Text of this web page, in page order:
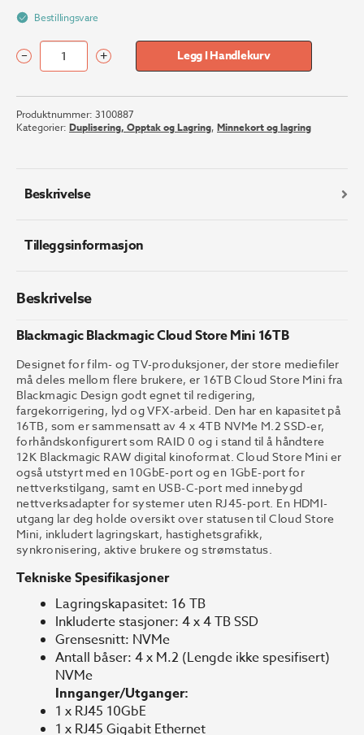
Bestillingsvare
Blackmagic
Cloud
Store
Mini
– + Legg I Handlekurv
Produktnummer: 3100887
Kategorier: Duplisering, Opptak og Lagring, Minnekort og lagring
Beskrivelse
Tilleggsinformasjon
Beskrivelse
Blackmagic Blackmagic Cloud Store Mini 16TB
Designet for film- og TV-produksjoner, der store mediefiler
må deles mellom flere brukere, er 16TB Cloud Store Mini fra
Blackmagic Design godt egnet til redigering,
fargekorrigering, lyd og VFX-arbeid. Den har en kapasitet på
16TB, som er sammensatt av 4 x 4TB NVMe M.2 SSD-er,
forhåndskonfigurert som RAID 0 og i stand til å håndtere
12K Blackmagic RAW digital kinoformat. Cloud Store Mini er
også utstyrt med en 10GbE-port og en 1GbE-port for
nettverkstilgang, samt en USB-C-port med innebygd
nettverksadapter for systemer uten RJ45-port. En HDMI-
utgang lar deg holde oversikt over statusen til Cloud Store
Mini, inkludert lagringskart, hastighetsgrafikk,
synkronisering, aktive brukere og strømstatus.
Tekniske Spesifikasjoner
Lagringskapasitet: 16 TB
Inkluderte stasjoner: 4 x 4 TB SSD
Grensesnitt: NVMe
Antall båser: 4 x M.2 (Lengde ikke spesifisert)
NVMe
Innganger/Utganger:
1 x RJ45 10GbE
1 x RJ45 Gigabit Ethernet